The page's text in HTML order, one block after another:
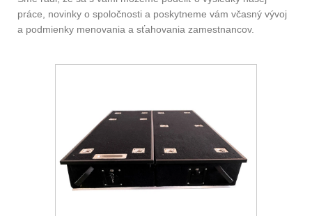
práce, novinky o spoločnosti a poskytneme vám včasný vývoj
a podmienky menovania a sťahovania zamestnancov.